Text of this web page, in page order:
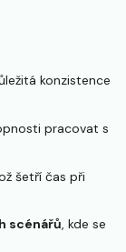
konzistence
pracovat s
šetří čas při
scénářů, kde se